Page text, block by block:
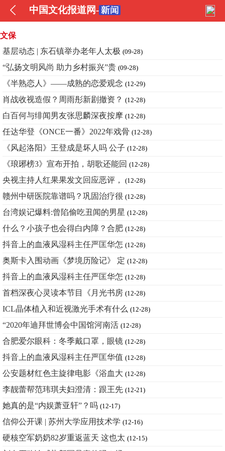
中国文化报道网-
文保
基层动态 | 东石镇举办老年人太极 (09-28)
“弘扬文明风尚 助力乡村振兴”贵 (09-28)
《半熟恋人》——成熟的恋爱观念 (12-29)
肖战收视造假？周雨彤新剧撤资？ (12-28)
白百何与绯闻男友张思麟深夜按摩 (12-28)
任达华登《ONCE一番》2022年戏骨 (12-28)
《风起洛阳》王登成是坏人吗 公子 (12-28)
《琅琊榜3》宣布开拍，胡歌还能回 (12-28)
央视主持人红果果发文回应恶评， (12-28)
赣州中研医院靠谱吗？巩固治疗很 (12-28)
台湾娱记爆料:曾陷偷吃丑闻的男星 (12-28)
什么？小孩子也会得白内障？合肥 (12-28)
抖音上的血液风湿科主任严匡华怎 (12-28)
奥斯卡入围动画《梦境历险记》 定 (12-28)
抖音上的血液风湿科主任严匡华怎 (12-28)
首档深夜心灵读本节目《月光书房 (12-28)
ICL晶体植入和近视激光手术有什么 (12-28)
“2020年迪拜世博会中国馆河南活 (12-28)
合肥爱尔眼科：冬季戴口罩，眼镜 (12-28)
抖音上的血液风湿科主任严匡华值 (12-28)
公安题材红色主旋律电影《浴血大 (12-28)
李靓蕾帮范玮琪夫妇澄清：跟王先 (12-21)
她真的是“内娱萧亚轩”？吗 (12-17)
信仰公开课 | 苏州大学应用技术学 (12-16)
硬核空军奶奶82岁重返蓝天 这也太 (12-15)